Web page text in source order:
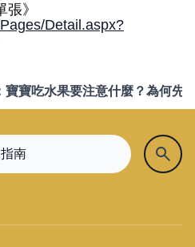
》
Detail.aspx?
寶寶吃水果要注意什麼？為何先